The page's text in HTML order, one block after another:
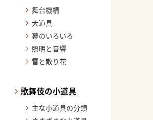
舞台機構
大道具
幕のいろいろ
照明と音響
雪と散り花
歌舞伎の小道具
主な小道具の分類